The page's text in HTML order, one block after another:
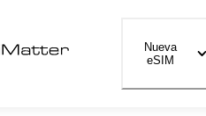
Nueva
eSIM